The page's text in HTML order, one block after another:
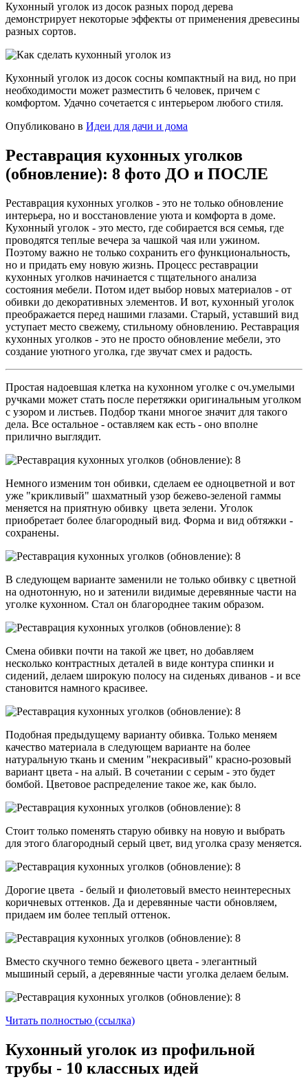
Кухонный уголок из досок разных пород дерева
демонстрирует некоторые эффекты от применения древесины
разных сортов.
Кухонный уголок из досок сосны компактный на вид, но при
необходимости может разместить 6 человек, причем с
комфортом. Удачно сочетается с интерьером любого стиля.
Опубликовано в Идеи для дачи и дома
Реставрация кухонных уголков
(обновление): 8 фото ДО и ПОСЛЕ
Реставрация кухонных уголков - это не только обновление
интерьера, но и восстановление уюта и комфорта в доме.
Кухонный уголок - это место, где собирается вся семья, где
проводятся теплые вечера за чашкой чая или ужином.
Поэтому важно не только сохранить его функциональность,
но и придать ему новую жизнь. Процесс реставрации
кухонных уголков начинается с тщательного анализа
состояния мебели. Потом идет выбор новых материалов - от
обивки до декоративных элементов. И вот, кухонный уголок
преображается перед нашими глазами. Старый, уставший вид
уступает место свежему, стильному обновлению. Реставрация
кухонных уголков - это не просто обновление мебели, это
создание уютного уголка, где звучат смех и радость.
Простая надоевшая клетка на кухонном уголке с оч.умелыми
ручками может стать после перетяжки оригинальным уголком
с узором и листьев. Подбор ткани многое значит для такого
дела. Все остальное - оставляем как есть - оно вполне
прилично выглядит.
Немного изменим тон обивки, сделаем ее одноцветной и вот
уже "крикливый" шахматный узор бежево-зеленой гаммы
меняется на приятную обивку цвета зелени. Уголок
приобретает более благородный вид. Форма и вид обтяжки -
сохранены.
В следующем варианте заменили не только обивку с цветной
на однотонную, но и затенили видимые деревянные части на
уголке кухонном. Стал он благороднее таким образом.
Смена обивки почти на такой же цвет, но добавляем
несколько контрастных деталей в виде контура спинки и
сидений, делаем широкую полосу на сиденьях диванов - и все
становится намного красивее.
Подобная предыдущему варианту обивка. Только меняем
качество материала в следующем варианте на более
натуральную ткань и сменим "некрасивый" красно-розовый
вариант цвета - на алый. В сочетании с серым - это будет
бомбой. Цветовое распределение такое же, как было.
Стоит только поменять старую обивку на новую и выбрать
для этого благородный серый цвет, вид уголка сразу меняется.
Дорогие цвета - белый и фиолетовый вместо неинтересных
коричневых оттенков. Да и деревянные части обновляем,
придаем им более теплый оттенок.
Вместо скучного темно бежевого цвета - элегантный
мышиный серый, а деревянные части уголка делаем белым.
Читать полностью (ссылка)
Кухонный уголок из профильной
трубы - 10 классных идей